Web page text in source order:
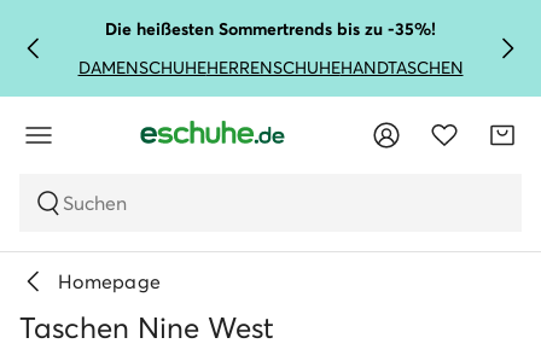
Die heißesten Sommertrends bis zu -35%!
DAMENSCHUHEHERRENSCHUHEHANDTASCHEN
Suchen
Homepage
Taschen Nine West